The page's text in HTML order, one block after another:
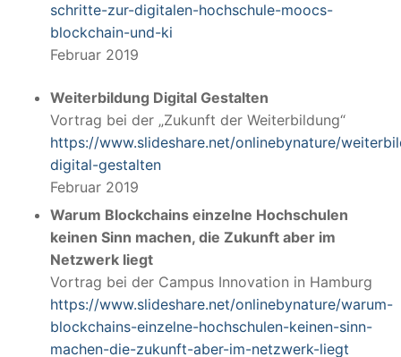
schritte-zur-digitalen-hochschule-moocs-
blockchain-und-ki
Februar 2019
Weiterbildung Digital Gestalten
Vortrag bei der „Zukunft der Weiterbildung“
https://www.slideshare.net/onlinebynature/
digital-gestalten
Februar 2019
Warum Blockchains einzelne Hochschulen
keinen Sinn machen, die Zukunft aber im
Netzwerk liegt
Vortrag bei der Campus Innovation in Hamburg
https://www.slideshare.net/onlinebynature/warum-
blockchains-einzelne-hochschulen-keinen-sinn-
machen-die-zukunft-aber-im-netzwerk-liegt